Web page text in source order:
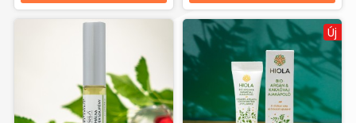
Új